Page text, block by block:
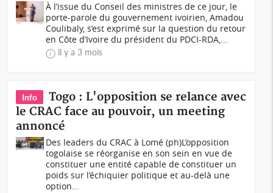
À l’issue du Conseil des ministres de ce jour, le
porte-parole du gouvernement ivoirien, Amadou
Coulibaly, s’est exprimé sur la question du retour
en Côte d’Ivoire du président du PDCI-RDA,...
il y a 3 mois
Info
Togo : L'opposition se relance avec
le CRAC face au pouvoir, un meeting
annoncé
Des leaders du CRAC à Lomé (ph)L’opposition
togolaise se réorganise en son sein en vue de
constituer une entité capable de constituer un
poids sur l’échiquier politique et au-delà une
option...